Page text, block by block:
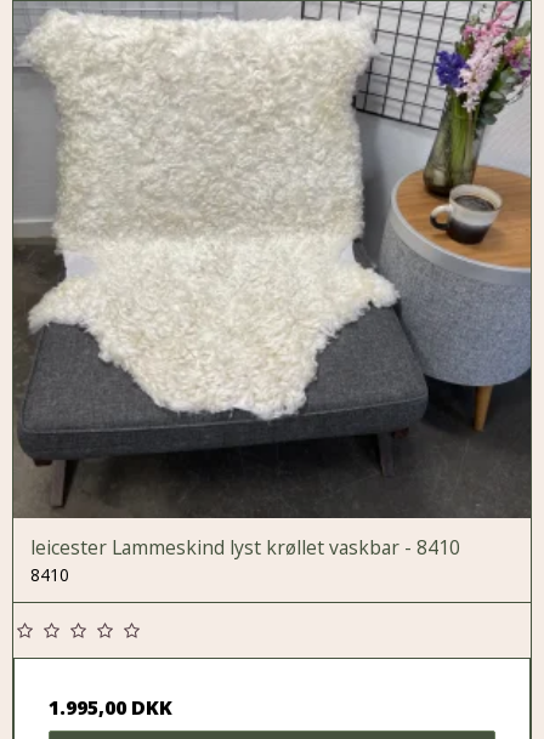
leicester Lammeskind lyst krøllet vaskbar - 8410
8410
1.995,00 DKK